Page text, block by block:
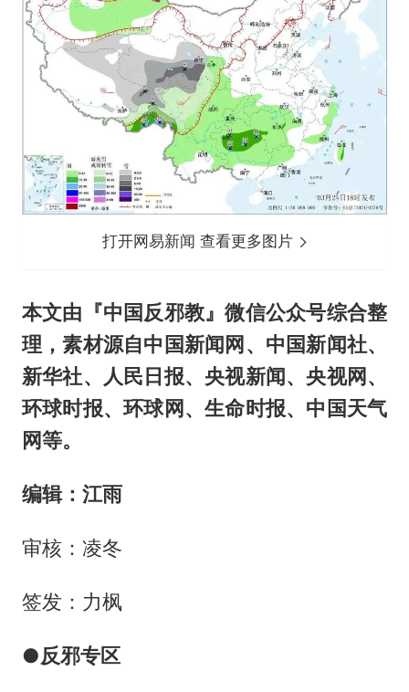
打开网易新闻 查看更多图片
本文由『中国反邪教』微信公众号综合整
理，素材源自中国新闻网、中国新闻社、
新华社、人民日报、央视新闻、央视网、
环球时报、环球网、生命时报、中国天气
网等。
编辑：江雨
审核：凌冬
签发：力枫
●反邪专区